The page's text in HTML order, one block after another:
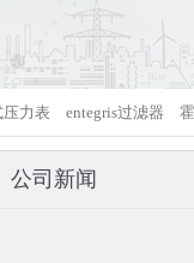
压力表 entegris过滤器
公司新闻